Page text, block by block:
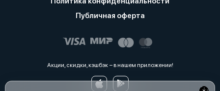
Публичная оферта
Акции, скидки, кэшбэк − в нашем приложении!